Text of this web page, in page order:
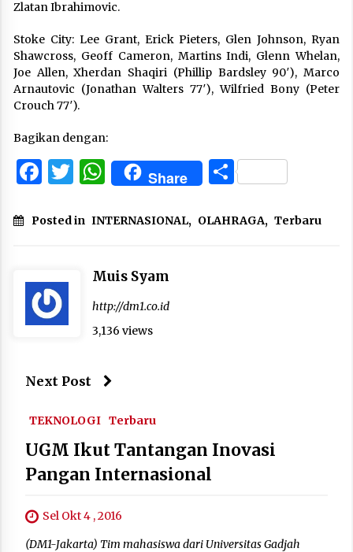
Zlatan Ibrahimovic.
Stoke City: Lee Grant, Erick Pieters, Glen Johnson, Ryan
Shawcross, Geoff Cameron, Martins Indi, Glenn Whelan,
Joe Allen, Xherdan Shaqiri (Phillip Bardsley 90′), Marco
Arnautovic (Jonathan Walters 77′), Wilfried Bony (Peter
Crouch 77′).
Bagikan dengan:
Facebook
Twitter
WhatsApp
Share Share
Posted in INTERNASIONAL, OLAHRAGA, Terbaru
Muis Syam
http://dm1.co.id
3,136 views
Next Post
TEKNOLOGI Terbaru
UGM Ikut Tantangan Inovasi
Pangan Internasional
Sel Okt 4 , 2016
(DM1-Jakarta) Tim mahasiswa dari Universitas Gadjah